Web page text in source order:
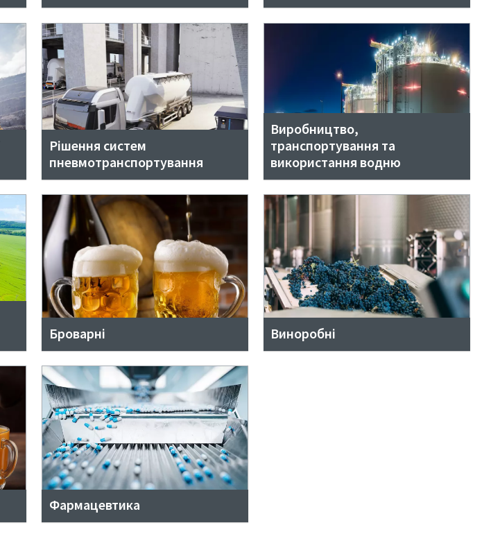
Рішення систем
пневмотранспортування
Виробництво,
транспортування та
використання водню
Броварні Виноробні
Фармацевтика